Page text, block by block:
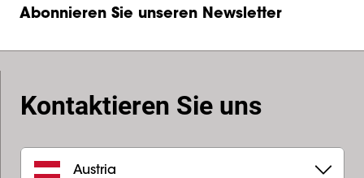
Abonnieren Sie unseren Newsletter
Kontaktieren Sie uns
Austria